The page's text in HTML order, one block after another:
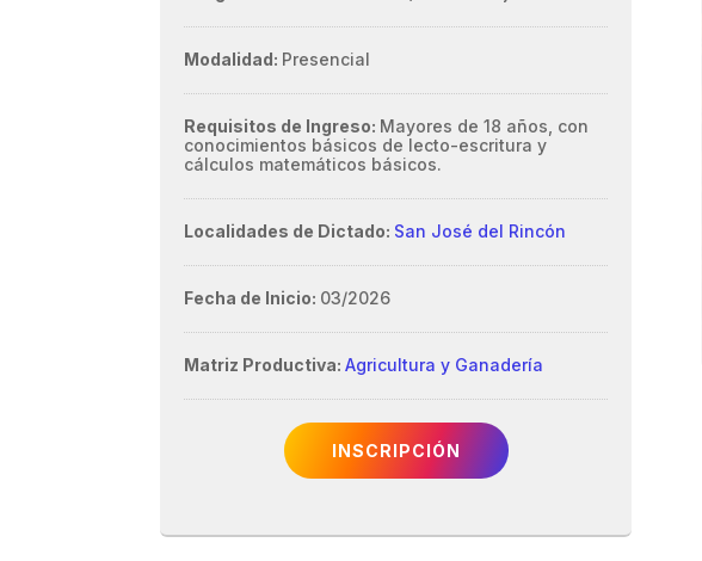
Modalidad: Presencial
Requisitos de Ingreso: Mayores de 18 años, con
conocimientos básicos de lecto-escritura y
cálculos matemáticos básicos.
Localidades de Dictado: San José del Rincón
Fecha de Inicio: 03/2026
Matriz Productiva:Agricultura y Ganadería
INSCRIPCIÓN